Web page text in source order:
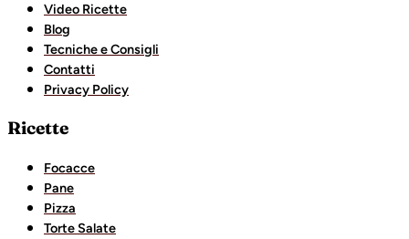
Video Ricette
Blog
Tecniche e Consigli
Contatti
Privacy Policy
Ricette
Focacce
Pane
Pizza
Torte Salate